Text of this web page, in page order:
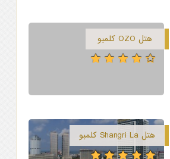
هتل OZO کلمبو
هتل Shangri La کلمبو